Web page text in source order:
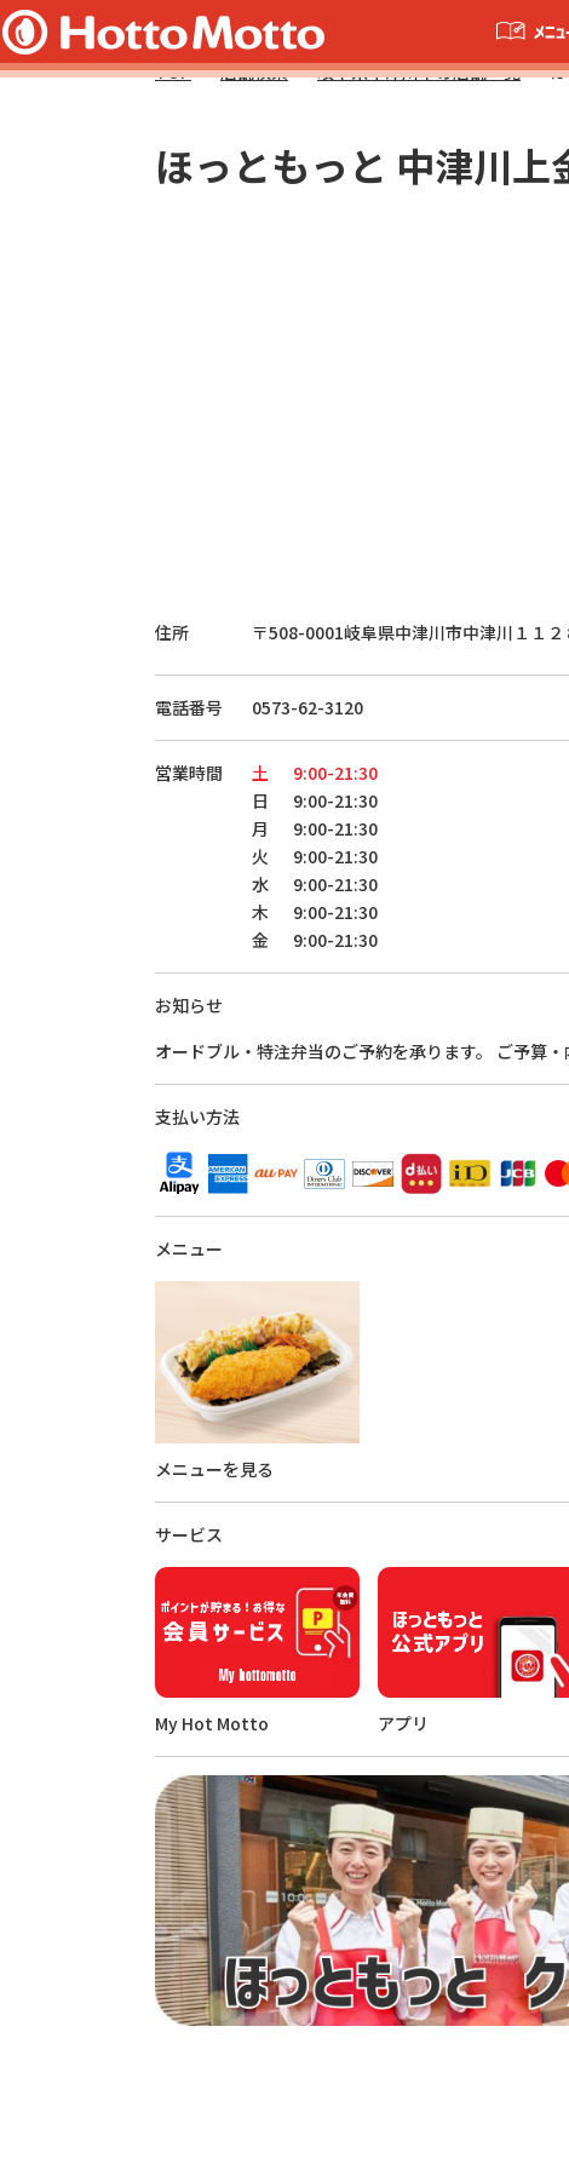
メニュ
TOP 店舗検索 岐阜県中津川市の店舗一覧
ほっともっと 中津川上
住所 〒508-0001岐阜県中津川市中津川１１２
電話番号 0573-62-3120
営業時間 土
9:00-21:30
日
9:00-21:30
月
9:00-21:30
火
9:00-21:30
水
9:00-21:30
木
9:00-21:30
金
9:00-21:30
お知らせ
オードブル・特注弁当のご予約を承ります。 ご予算・
支払い方法
メニュー
メニューを見る
サービス
My Hot Motto アプリ